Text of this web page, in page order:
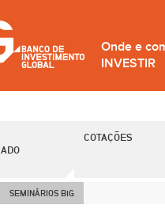
Onde e
INVESTIR
COTAÇÕES
SEMINÁRIOS BiG